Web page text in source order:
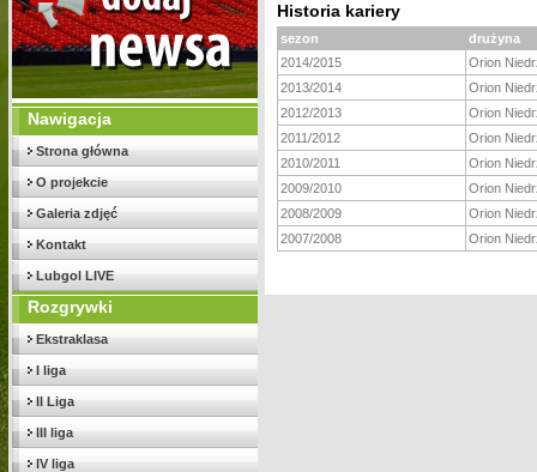
Nawigacja
Strona główna
O projekcie
Galeria zdjęć
Kontakt
Lubgol LIVE
Rozgrywki
Ekstraklasa
I liga
II Liga
III liga
IV liga
Historia kariery
sezon
drużyna
2014/2015
Orion
2013/2014
Orion
2012/2013
Orion
2011/2012
Orion
2010/2011
Orion
2009/2010
Orion
2008/2009
Orion
2007/2008
Orion